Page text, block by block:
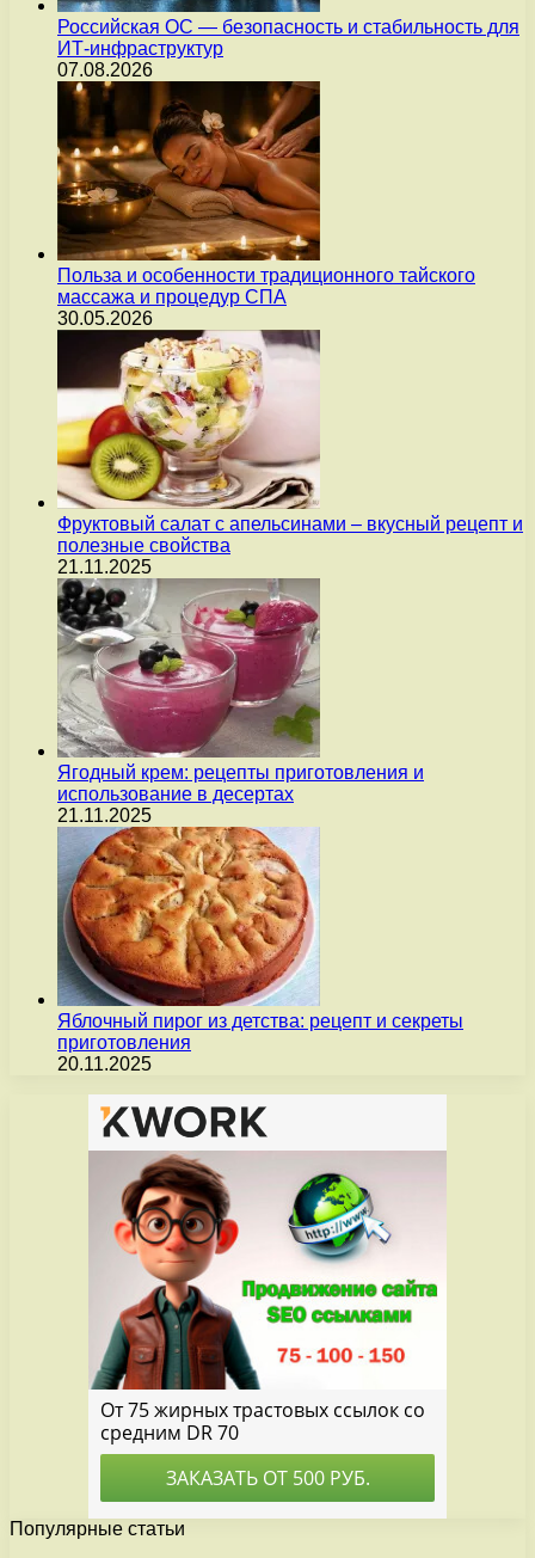
Российская ОС — безопасность и стабильность для
ИТ-инфраструктур
07.08.2026
Польза и особенности традиционного тайского
массажа и процедур СПА
30.05.2026
Фруктовый салат с апельсинами – вкусный рецепт и
полезные свойства
21.11.2025
Ягодный крем: рецепты приготовления и
использование в десертах
21.11.2025
Яблочный пирог из детства: рецепт и секреты
приготовления
20.11.2025
Популярные статьи